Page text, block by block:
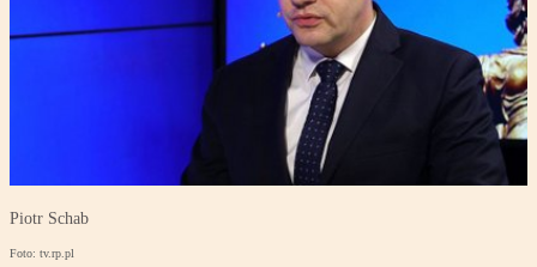
Piotr Schab
Foto: tv.rp.pl